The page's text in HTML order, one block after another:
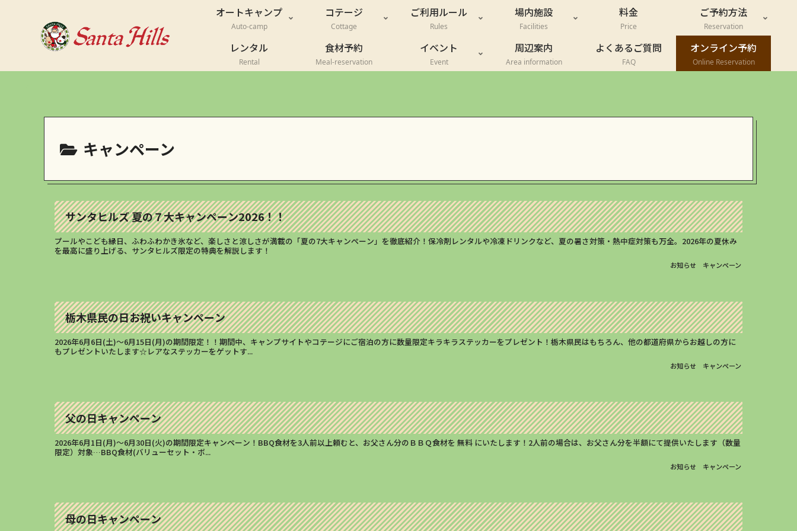
オートキャンプ
Auto-camp
コテージ
Cottage
ご利用ルール
Rules
場内施設
Facilities
料金
Price
ご予約方法
Reservation
レンタル
Rental
食材予約
Meal-reservation
イベント
Event
周辺案内
Area information
よくあるご質問
FAQ
オンライン予約
Online Reservation
キャンペーン
サンタヒルズ 夏の７大キャンペーン2026！！
プールやこども縁日、ふわふわかき氷など、楽しさと涼しさが満載の「夏の7大キャンペーン」を徹底紹介！保冷剤レンタルや冷凍ドリンクなど、夏の暑さ対策・熱中症対策も万全。2026年の夏休み
を最高に盛り上げる、サンタヒルズ限定の特典を解説します！
お知らせ キャンペーン
栃木県民の日お祝いキャンペーン
2026年6月6日(土)～6月15日(月)の期間限定！！期間中、キャンプサイトやコテージにご宿泊の方に数量限定キラキラステッカーをプレゼント！栃木県民はもちろん、他の都道府県からお越しの方に
もプレゼントいたします☆レアなステッカーをゲットす...
お知らせ キャンペーン
父の日キャンペーン
2026年6月1日(月)～6月30日(火)の期間限定キャンペーン！BBQ食材を3人前以上頼むと、お父さん分のＢＢＱ食材を 無料 にいたします！2人前の場合は、お父さん分を半額にて提供いたします（数量
限定）対象…BBQ食材(バリューセット・ボ...
お知らせ キャンペーン
母の日キャンペーン